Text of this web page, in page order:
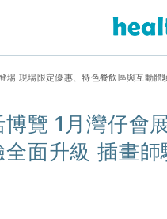
現場限定優惠、特色餐飲區與互動體
覽 1月灣仔會
面升級 插畫師